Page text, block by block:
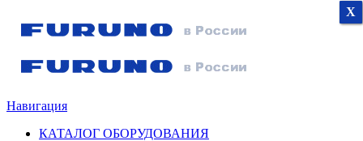
Навигация
КАТАЛОГ ОБОРУДОВАНИЯ
X
X
X